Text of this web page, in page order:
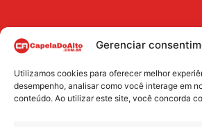
Gerenciar
Utilizamos cookies para oferecer melhor
desempenho, analisar como você interage em
conteúdo. Ao utilizar este site, você concorda
BUSCA